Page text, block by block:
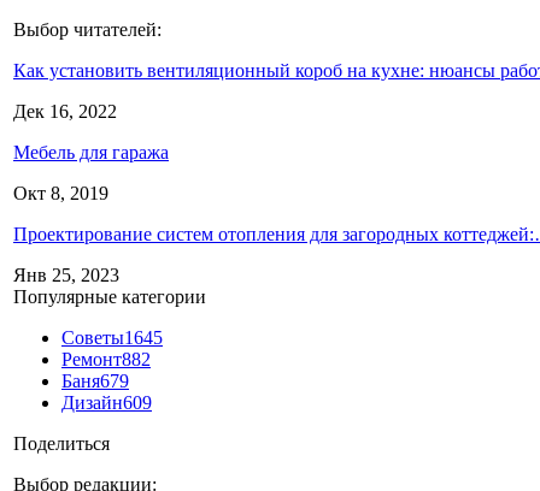
Выбор читателей:
Как установить вентиляционный короб на кухне: нюансы
Дек 16, 2022
Мебель для гаража
Окт 8, 2019
Проектирование систем отопления для загородных
Янв 25, 2023
Популярные категории
Советы1645
Ремонт882
Баня679
Дизайн609
Поделиться
Выбор редакции: